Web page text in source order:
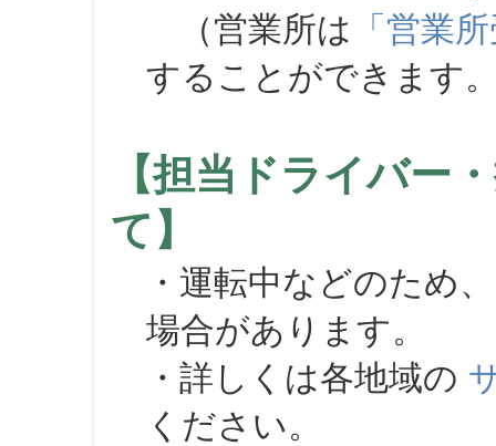
（営業所は 「営業
することができます
【担当ドライバー
て】
・運転中などのため
場合があります。
・詳しくは各地域の
ください。